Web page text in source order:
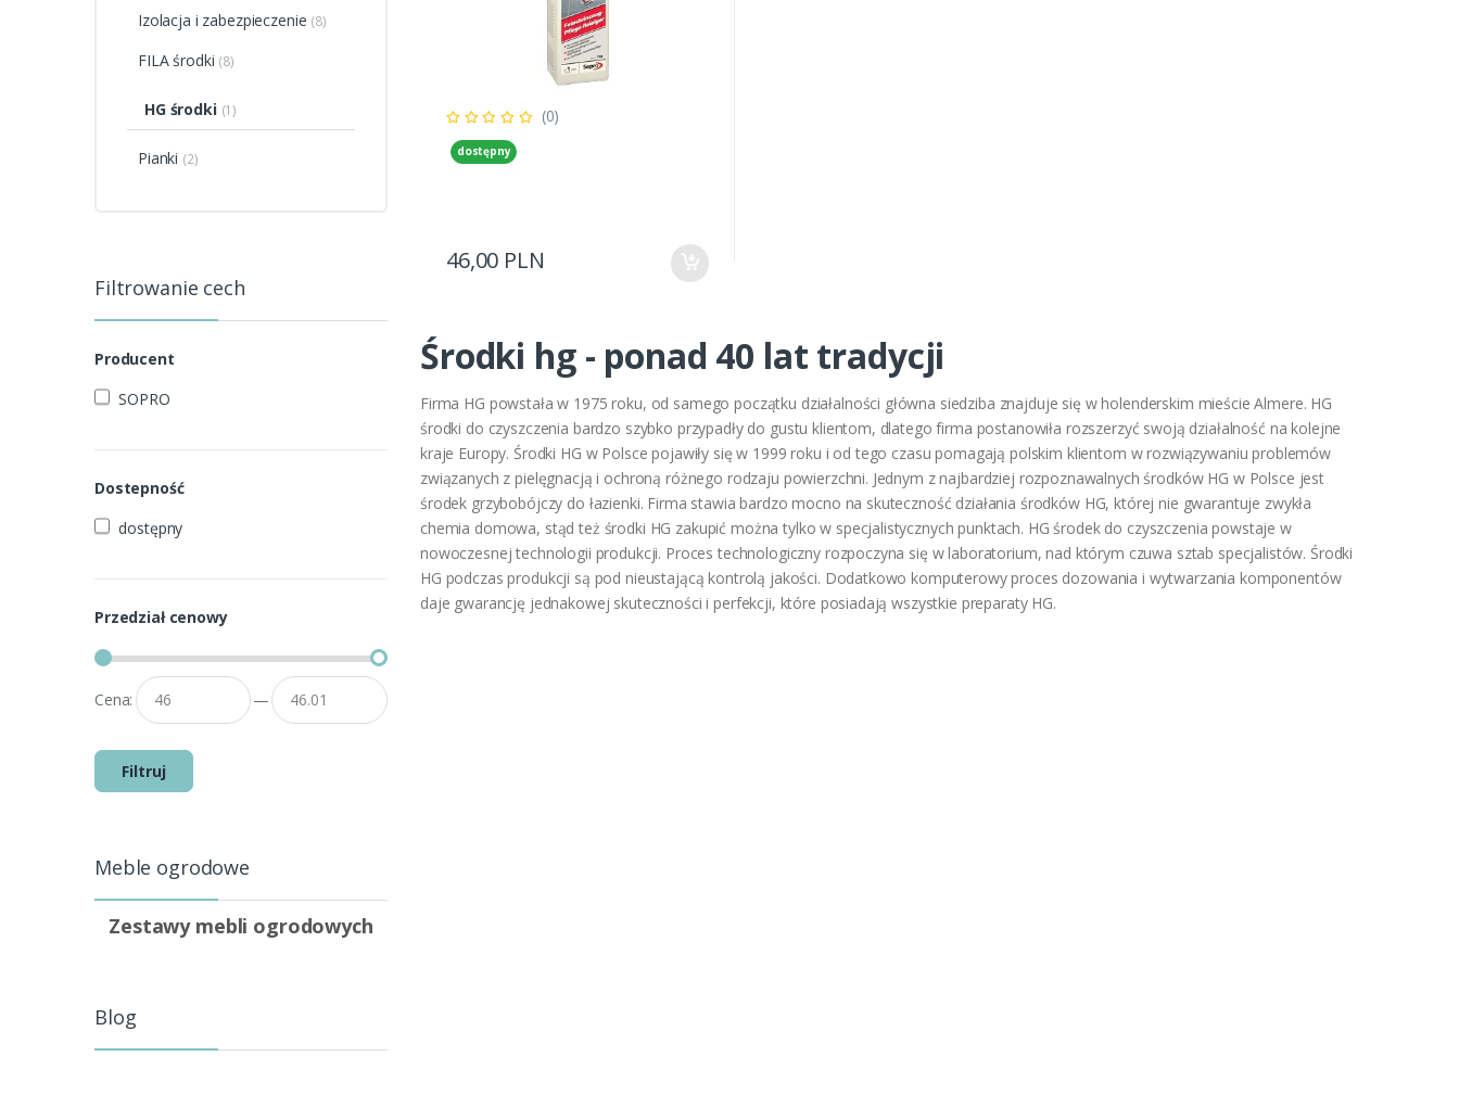
Izolacja i zabezpieczenie (8)
FILA środki (8)
HG środki (1)
Pianki (2)
Filtrowanie cech
Producent
SOPRO
Dostepność
dostępny
Przedział cenowy
Cena: —
Filtruj
Meble ogrodowe
Zestawy mebli ogrodowych
Blog
(0)
dostępny
46,00 PLN
Środki hg - ponad 40 lat tradycji
Firma HG powstała w 1975 roku, od samego początku działalności główna siedziba znajduje się w holenderskim mieście Almere. HG
środki do czyszczenia bardzo szybko przypadły do gustu klientom, dlatego firma postanowiła rozszerzyć swoją działalność na kolejne
kraje Europy. Środki HG w Polsce pojawiły się w 1999 roku i od tego czasu pomagają polskim klientom w rozwiązywaniu problemów
związanych z pielęgnacją i ochroną różnego rodzaju powierzchni. Jednym z najbardziej rozpoznawalnych środków HG w Polsce jest
środek grzybobójczy do łazienki. Firma stawia bardzo mocno na skuteczność działania środków HG, której nie gwarantuje zwykła
chemia domowa, stąd też środki HG zakupić można tylko w specjalistycznych punktach. HG środek do czyszczenia powstaje w
nowoczesnej technologii produkcji. Proces technologiczny rozpoczyna się w laboratorium, nad którym czuwa sztab specjalistów. Środki
HG podczas produkcji są pod nieustającą kontrolą jakości. Dodatkowo komputerowy proces dozowania i wytwarzania komponentów
daje gwarancję jednakowej skuteczności i perfekcji, które posiadają wszystkie preparaty HG.